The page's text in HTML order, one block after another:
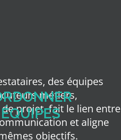
des équipes
métiers,
de projetfait le lien entre
et aligne
objectifs.